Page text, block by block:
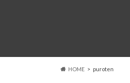
HOME puroten